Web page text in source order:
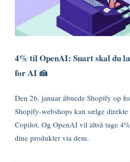
4% til OpenAI: Snart skal du
for AI 🍰
Den 26. januar åbnede Shopify op
Shopify-webshops kan sælge
Copilot. Og OpenAI vil altså tage
dine produkter via dem.